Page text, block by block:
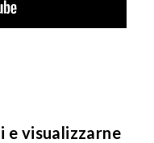
e visualizzarne